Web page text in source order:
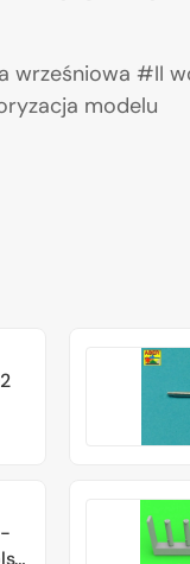
wrześniowa #II
modelu